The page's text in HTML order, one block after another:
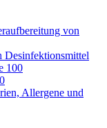
von
Desinfektionsmittel
100
Allergene und